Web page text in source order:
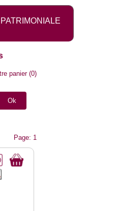
panier(0)
Page: 1